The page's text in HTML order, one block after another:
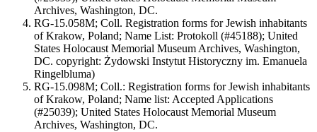
Archives, Washington, DC.
RG-15.058M; Coll. Registration forms for Jewish inhabitants
of Krakow, Poland; Name List: Protokoll (#45188); United
States Holocaust Memorial Museum Archives, Washington,
DC. copyright: Żydowski Instytut Historyczny im. Emanuela
Ringelbluma)
RG-15.098M; Coll.: Registration forms for Jewish inhabitants
of Krakow, Poland; Name list: Accepted Applications
(#25039); United States Holocaust Memorial Museum
Archives, Washington, DC.